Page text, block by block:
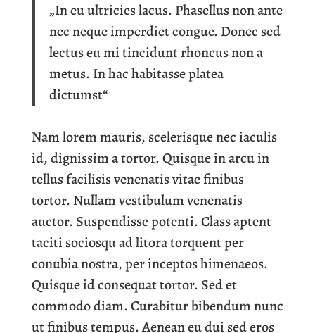
„In eu ultricies lacus. Phasellus non ante
nec neque imperdiet congue. Donec sed
lectus eu mi tincidunt rhoncus non a
metus. In hac habitasse platea
dictumst“
Nam lorem mauris, scelerisque nec iaculis
id, dignissim a tortor. Quisque in arcu in
tellus facilisis venenatis vitae finibus
tortor. Nullam vestibulum venenatis
auctor. Suspendisse potenti. Class aptent
taciti sociosqu ad litora torquent per
conubia nostra, per inceptos himenaeos.
Quisque id consequat tortor. Sed et
commodo diam. Curabitur bibendum nunc
ut finibus tempus. Aenean eu dui sed eros